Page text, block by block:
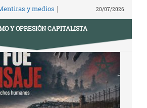
y medios | 20/07/2026
Y OPRESIÓN CAPITALISTA